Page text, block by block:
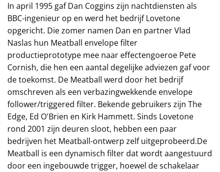
In april 1995 gaf Dan Coggins zijn nachtdiensten als
BBC-ingenieur op en werd het bedrijf Lovetone
opgericht. Die zomer namen Dan en partner Vlad
Naslas hun Meatball envelope filter
productieprototype mee naar effectengoeroe Pete
Cornish, die hen een aantal degelijke adviezen gaf voor
de toekomst. De Meatball werd door het bedrijf
omschreven als een verbazingwekkende envelope
follower/triggered filter. Bekende gebruikers zijn The
Edge, Ed O'Brien en Kirk Hammett. Sinds Lovetone
rond 2001 zijn deuren sloot, hebben een paar
bedrijven het Meatball-ontwerp zelf uitgeprobeerd.De
Meatball is een dynamisch filter dat wordt aangestuurd
door een ingebouwde trigger, hoewel de schakelaar